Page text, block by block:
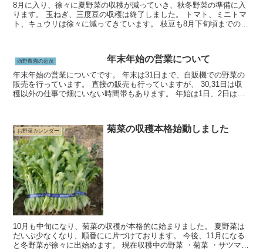
8月に入り、徐々に夏野菜の収穫が減っていき、秋冬野菜の準備に入
ります。 玉ねぎ、三度豆の収穫は終了しました。 トマト、ミニトマ
ト、キュウリは徐々に減ってきています。 枝豆も8月下旬頃までの予
西野農園の近況 年末年始の営業について
年末年始の営業についてです。 年末は31日まで、自販機での野菜の
販売を行っています。 直接の販売も行っていますが、 30,31日は収
穫以外の仕事で畑にいない時間帯もあります。 年始は1日、2日は自
お野菜カレンダー 菊菜の収穫本格始動しました
10月も中旬になり、菊菜の収穫が本格的に始まりました。 夏野菜は
だいぶ少なくなり、順番にに片づけております。 今後、11月になる
と冬野菜が徐々に出始めます。 現在収穫中の野菜 ・菊菜 ・サツマイ